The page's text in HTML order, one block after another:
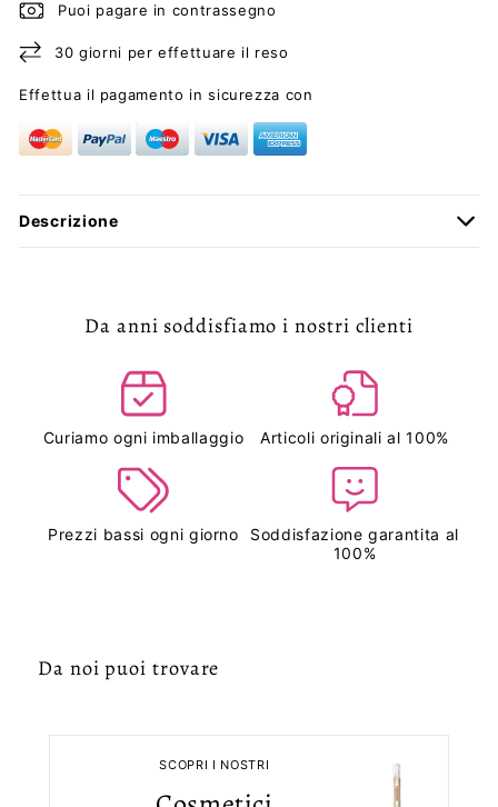
Puoi pagare in contrassegno
30 giorni per effettuare il reso
Effettua il pagamento in sicurezza con
Descrizione
Da anni soddisfiamo i nostri clienti
Curiamo ogni imballaggio Articoli originali al 100%
Prezzi bassi ogni giorno
Soddisfazione garantita al
100%
Da noi puoi trovare
SCOPRI I NOSTRI